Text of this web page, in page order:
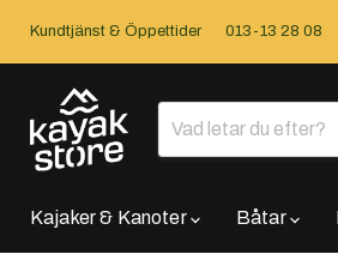
Kundtjänst & Öppettider 013-13 28 08
Kajaker & Kanoter Båtar